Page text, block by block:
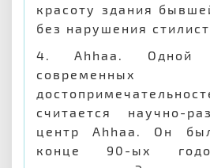
красоту здания
без нарушения
4. Ahhaa. Одной
современных
считается научно-
центр Ahhaa. Он
конце 90-ых